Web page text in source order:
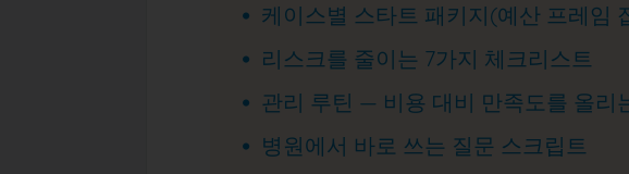
케이스별 스타트 패키지(예산 프레임
리스크를 줄이는 7가지 체크리스트
관리 루틴 — 비용 대비 만족도를 올리
병원에서 바로 쓰는 질문 스크립트